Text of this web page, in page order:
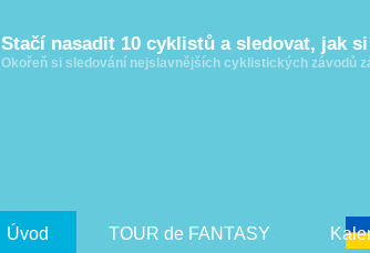
Stačí nasadit 10 cyklistů a sledovat, jak
Okořeň si sledování nejslavnějších cyklistických závodů
Úvod TOUR de FANTASY